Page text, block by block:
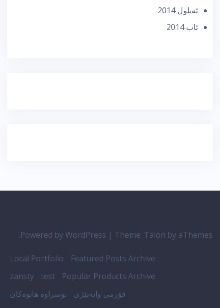
ئه‌یلول 2014
ئاب 2014
Powered by WordPress | Theme: Talon by aThemes.
Featured Posts Archive
Local Portfolio
Popular Products Archive
test
zansty
فۆرمی وانەبێژی
نوسراوە هاتوەکان